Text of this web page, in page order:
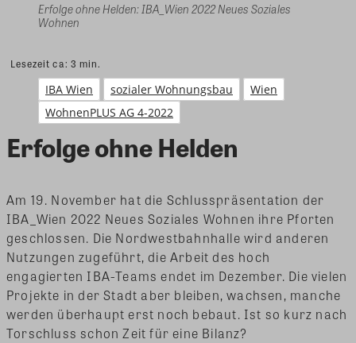
Erfolge ohne Helden: IBA_Wien 2022 Neues Soziales
Wohnen
Lesezeit ca: 3 min.
IBA Wien sozialer Wohnungsbau
Wien
WohnenPLUS AG 4-2022
Erfolge ohne Helden
Am 19. November hat die Schlusspräsentation der
IBA_Wien 2022 Neues Soziales Wohnen ihre Pforten
geschlossen. Die Nordwestbahnhalle wird anderen
Nutzungen zugeführt, die Arbeit des hoch
engagierten IBA-Teams endet im Dezember. Die vielen
Projekte in der Stadt aber bleiben, wachsen, manche
werden überhaupt erst noch bebaut. Ist so kurz nach
Torschluss schon Zeit für eine Bilanz?